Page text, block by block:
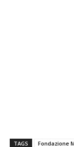
TAGS Fondazione